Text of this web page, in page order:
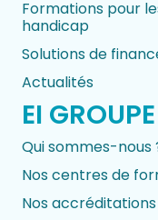
Formations pour
handicap
Solutions de
Actualités
EI GROUPE
Qui sommes-nous
Nos centres de
Nos